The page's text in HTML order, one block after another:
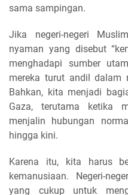
sama sampingan.
Jika negeri-negeri
nyaman yang disebut
menghadapi sumber
mereka turut andil dalam
Bahkan, kita menjadi
Gaza, terutama ketika
menjalin hubungan
hingga kini.
Karena itu, kita harus
kemanusiaan. Negeri-
yang cukup untuk